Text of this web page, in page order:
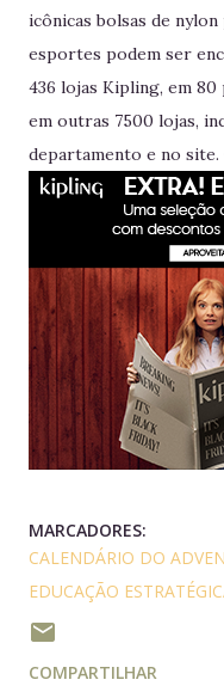
icônicas bolsas de
esportes podem ser
436 lojas Kipling, em 80
em outras 7500 lojas,
departamento e no site.
MARCADORES:
CALENDÁRIO DO
EDUCAÇÃO
COMPARTILHAR